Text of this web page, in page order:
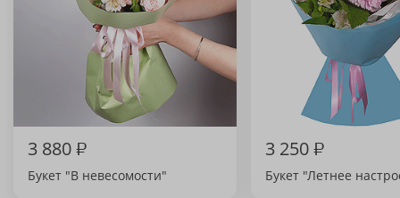
3 880₽
Букет "В невесомости"
3 250₽
Букет "Летнее